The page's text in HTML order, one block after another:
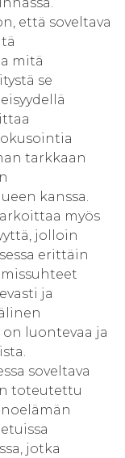
että soveltava
mitä
se
tarkkaan
kanssa.
myös
jolloin
erittäin
ja
luontevaa ja
soveltava
toteutettu
jotka